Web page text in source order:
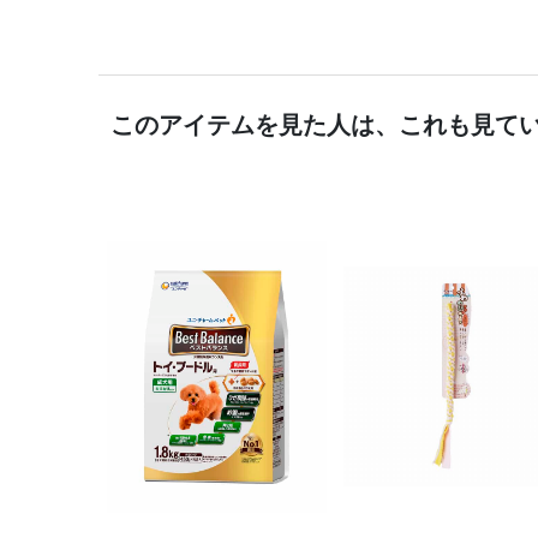
このアイテムを見た人は、これも見て